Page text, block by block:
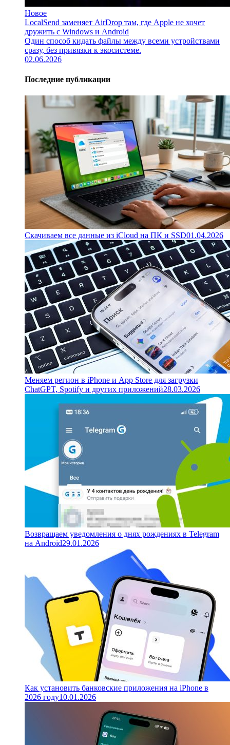
Новое
LocalSend заменяет AirDrop там, где Apple не хочет
дружить с Windows и Android
Один способ кидать файлы между всеми устройствами
сразу, без привязки к экосистеме.
02.06.2026
Последние публикации
Скачиваем все данные из iCloud на ПК и SSD01.04.2026
Меняем регион в iPhone и App Store для загрузки
ChatGPT, Spotify и других приложений28.03.2026
Возвращаем уведомления о днях рождениях в Telegram
на Android29.01.2026
Как установить банковские приложения на iPhone в
2026 году10.01.2026